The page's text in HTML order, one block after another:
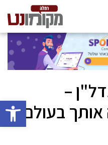
פתח
–
בעולם